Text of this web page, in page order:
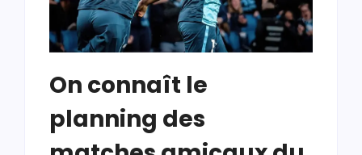
On connaît le
planning des